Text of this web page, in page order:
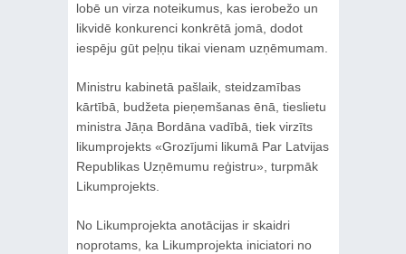
lobē un virza noteikumus, kas ierobežo un
likvidē konkurenci konkrētā jomā, dodot
iespēju gūt peļņu tikai vienam uzņēmumam.
Ministru kabinetā pašlaik, steidzamības
kārtībā, budžeta pieņemšanas ēnā, tieslietu
ministra Jāņa Bordāna vadībā, tiek virzīts
likumprojekts «Grozījumi likumā Par Latvijas
Republikas Uzņēmumu reģistru», turpmāk
Likumprojekts.
No Likumprojekta anotācijas ir skaidri
noprotams, ka Likumprojekta iniciatori no